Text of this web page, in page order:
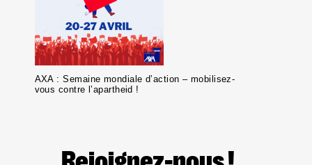
AXA : Semaine mondiale d’action – mobilisez-
vous contre l’apartheid !